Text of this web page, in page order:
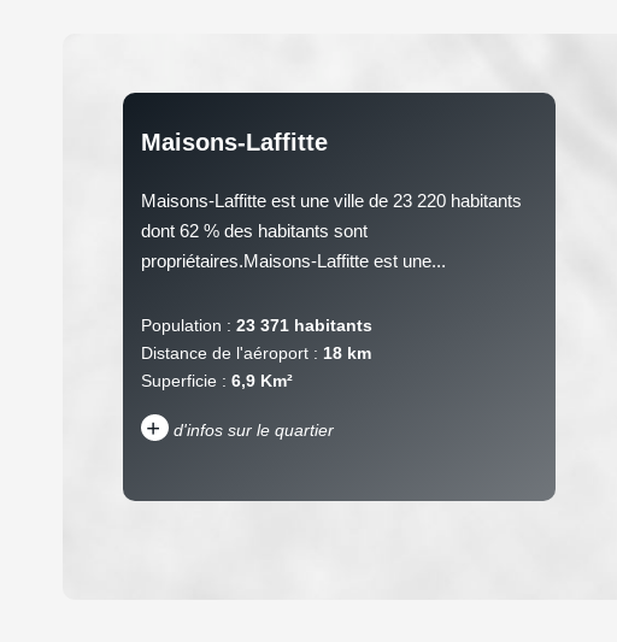
Maisons-Laffitte
Maisons-Laffitte est une ville de 23 220 habitants
dont 62 % des habitants sont
propriétaires.Maisons-Laffitte est une...
Population : 23 371 habitants
Distance de l'aéroport : 18 km
Superficie : 6,9 Km²
+ d'infos sur le quartier